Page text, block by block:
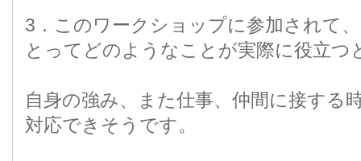
3．このワークショップに参加されて
とってどのようなことが実際に役立つ
自身の強み、また仕事、仲間に接する
対応できそうです。